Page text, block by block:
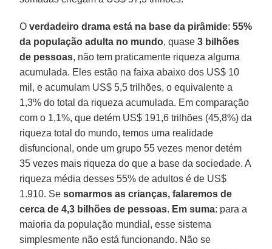
Overdadeiro drama está na base da pirâmide:55%
da população adulta no mundo, quase 3 bilhões
de pessoas, não tem praticamente riqueza alguma
acumulada. Eles estão na faixa abaixo dos US$ 10
mil, e acumulam US$ 5,5 trilhões, o equivalente a
1,3% do total da riqueza acumulada. Em comparação
com o 1,1%, que detém US$ 191,6 trilhões (45,8%) da
riqueza total do mundo, temos uma realidade
disfuncional, onde um grupo 55 vezes menor detém
35 vezes mais riqueza do que a base da sociedade. A
riqueza média desses 55% de adultos é de US$
1.910. Sesomarmos as crianças, falaremos de
cerca de 4,3 bilhões de pessoas. Em suma: para a
maioria da população mundial, esse sistema
simplesmente não está funcionando. Não se